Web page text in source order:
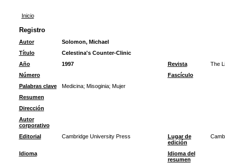
Inicio
Registro
Autor
Solomon, Michael
Título
Celestina's Counter-Clinic
Año
1997 Revista
The
Número
Fascículo
Palabras clave
Medicina; Misoginia; Mujer
Resumen
Dirección
Autor
corporativo
Editorial
Cambridge University Press
Lugar de
edición
Idioma
Idioma del
resumen